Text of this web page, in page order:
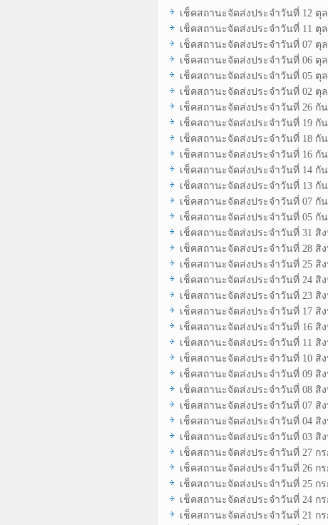
เช็คสถานะจัดส่งประจำวันที่ 12 ตุ
เช็คสถานะจัดส่งประจำวันที่ 11 ตุ
เช็คสถานะจัดส่งประจำวันที่ 07 ตุ
เช็คสถานะจัดส่งประจำวันที่ 06 ตุ
เช็คสถานะจัดส่งประจำวันที่ 05 ตุ
เช็คสถานะจัดส่งประจำวันที่ 02 ตุ
เช็คสถานะจัดส่งประจำวันที่ 26 กั
เช็คสถานะจัดส่งประจำวันที่ 19 กั
เช็คสถานะจัดส่งประจำวันที่ 18 กั
เช็คสถานะจัดส่งประจำวันที่ 16 กั
เช็คสถานะจัดส่งประจำวันที่ 14 กั
เช็คสถานะจัดส่งประจำวันที่ 13 กั
เช็คสถานะจัดส่งประจำวันที่ 07 กั
เช็คสถานะจัดส่งประจำวันที่ 05 กั
เช็คสถานะจัดส่งประจำวันที่ 31 สิง
เช็คสถานะจัดส่งประจำวันที่ 28 สิง
เช็คสถานะจัดส่งประจำวันที่ 25 สิง
เช็คสถานะจัดส่งประจำวันที่ 24 สิง
เช็คสถานะจัดส่งประจำวันที่ 23 สิง
เช็คสถานะจัดส่งประจำวันที่ 17 สิง
เช็คสถานะจัดส่งประจำวันที่ 16 สิง
เช็คสถานะจัดส่งประจำวันที่ 11 สิง
เช็คสถานะจัดส่งประจำวันที่ 10 สิง
เช็คสถานะจัดส่งประจำวันที่ 09 สิง
เช็คสถานะจัดส่งประจำวันที่ 08 สิง
เช็คสถานะจัดส่งประจำวันที่ 07 สิง
เช็คสถานะจัดส่งประจำวันที่ 04 สิง
เช็คสถานะจัดส่งประจำวันที่ 03 สิง
เช็คสถานะจัดส่งประจำวันที่ 27 กร
เช็คสถานะจัดส่งประจำวันที่ 26 กร
เช็คสถานะจัดส่งประจำวันที่ 25 กร
เช็คสถานะจัดส่งประจำวันที่ 24 กร
เช็คสถานะจัดส่งประจำวันที่ 21 กร